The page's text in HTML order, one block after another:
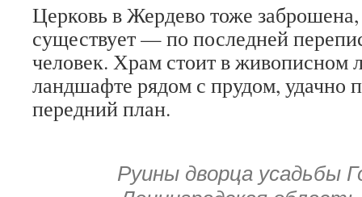
Церковь в Жердево тоже
существует — по последней
человек. Храм стоит в живописном
ландшафте рядом с прудом, удачно
передний план.
Руины дворца усадьбы